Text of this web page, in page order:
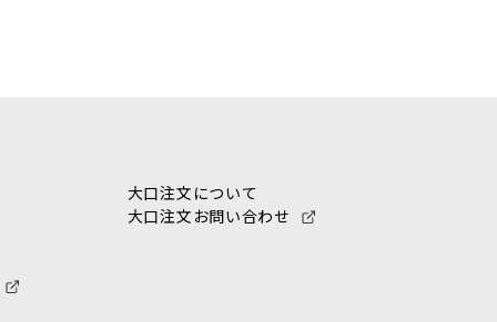
大口注文について
大口注文お問い合わせ